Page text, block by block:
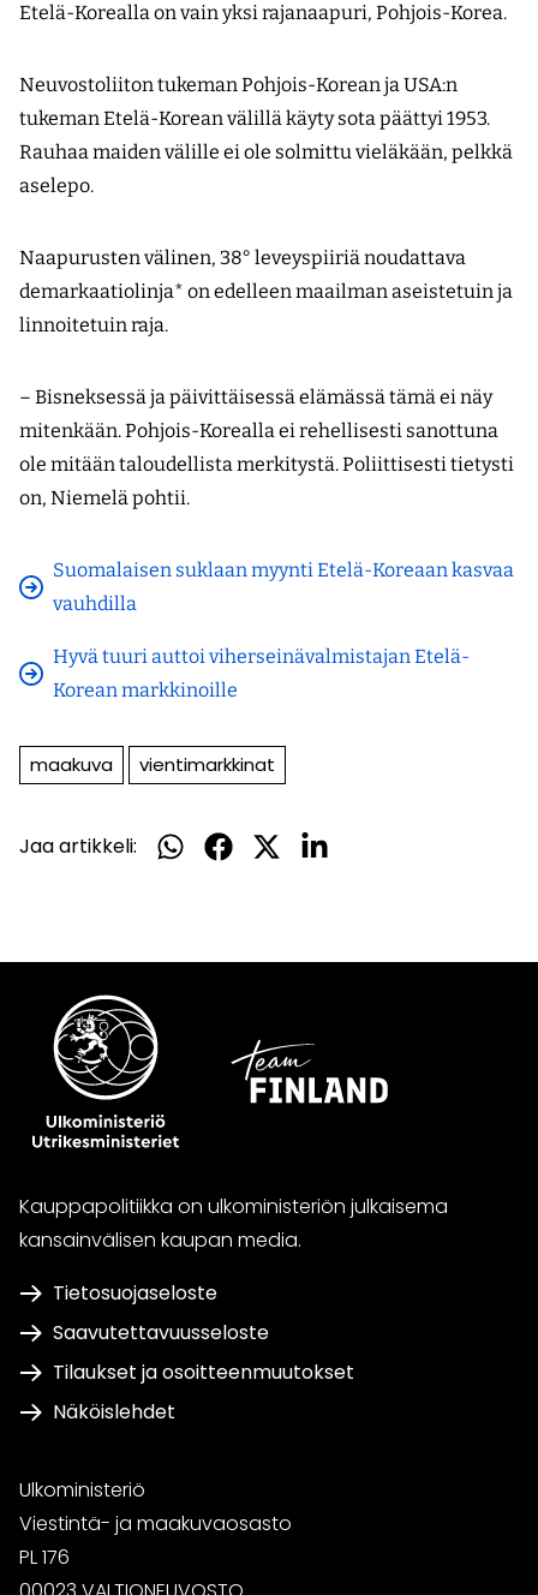
Etelä-Korealla on vain yksi rajanaapuri, Pohjois-Korea.
Neuvostoliiton tukeman Pohjois-Korean ja USA:n
tukeman Etelä-Korean välillä käyty sota päättyi 1953.
Rauhaa maiden välille ei ole solmittu vieläkään, pelkkä
aselepo.
Naapurusten välinen, 38° leveyspiiriä noudattava
demarkaatiolinja* on edelleen maailman aseistetuin ja
linnoitetuin raja.
– Bisneksessä ja päivittäisessä elämässä tämä ei näy
mitenkään. Pohjois-Korealla ei rehellisesti sanottuna
ole mitään taloudellista merkitystä. Poliittisesti tietysti
on, Niemelä pohtii.
Suomalaisen suklaan myynti Etelä-Koreaan kasvaa
vauhdilla
Hyvä tuuri auttoi viherseinävalmistajan Etelä-
Korean markkinoille
maakuva vientimarkkinat
Jaa artikkeli:
Jaa
Jaa
Jaa
Jaa
Kauppapolitiikka on ulkoministeriön julkaisema
kansainvälisen kaupan media.
Tietosuojaseloste
Saavutettavuusseloste
Tilaukset ja osoitteenmuutokset
Näköislehdet
Ulkoministeriö
Viestintä- ja maakuvaosasto
PL 176